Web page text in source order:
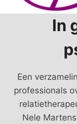
In
Een
professionals
Nele